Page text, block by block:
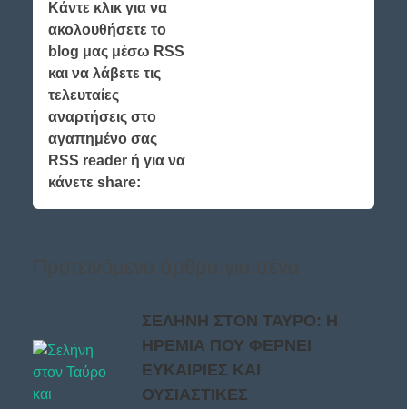
Κάντε κλικ για να
ακολουθήσετε το
blog μας μέσω RSS
και να λάβετε τις
τελευταίες
αναρτήσεις στο
αγαπημένο σας
RSS reader ή για να
κάνετε share:
ΣΕΛΗΝΗ ΣΤΟΝ ΤΑΥΡΟ: Η
ΗΡΕΜΙΑ ΠΟΥ ΦΕΡΝΕΙ
ΕΥΚΑΙΡΙΕΣ ΚΑΙ
ΟΥΣΙΑΣΤΙΚΕΣ